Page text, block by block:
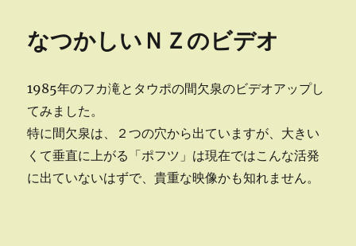
ー
薬
会
研
修
会）
なつかしいＮＺのビデオ
1985年のフカ滝とタウポの間欠泉のビデオアップし
てみました。
特に間欠泉は、２つの穴から出ていますが、大きい
くて垂直に上がる「ポフツ」は現在ではこんな活発
に出ていないはずで、貴重な映像かも知れません。